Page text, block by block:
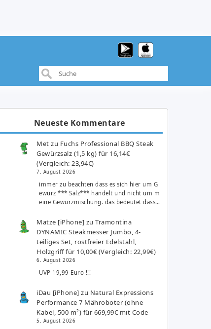
Neueste Kommentare
Met zu Fuchs Professional BBQ Steak
Gewürzsalz (1,5 kg) für 16,14€
(Vergleich: 23,94€)
7. August 2026
immer zu beachten dass es sich hier um G
ewürz *** Salz*** handelt und nicht um m
eine Gewürzmischung. das bedeutet dass…
Matze [iPhone] zuTramontina
DYNAMIC Steakmesser Jumbo, 4-
teiliges Set, rostfreier Edelstahl,
Holzgriff für 10,00€ (Vergleich: 22,99€)
6. August 2026
UVP 19,99 Euro !!!
iDau [iPhone] zu Natural Expressions
Performance 7 Mähroboter (ohne
Kabel, 500 m²) für 669,99€ mit Code
5. August 2026